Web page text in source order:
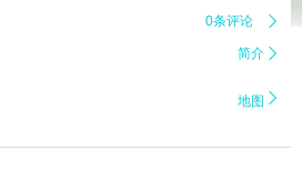
0条评论 
简介 
地图 